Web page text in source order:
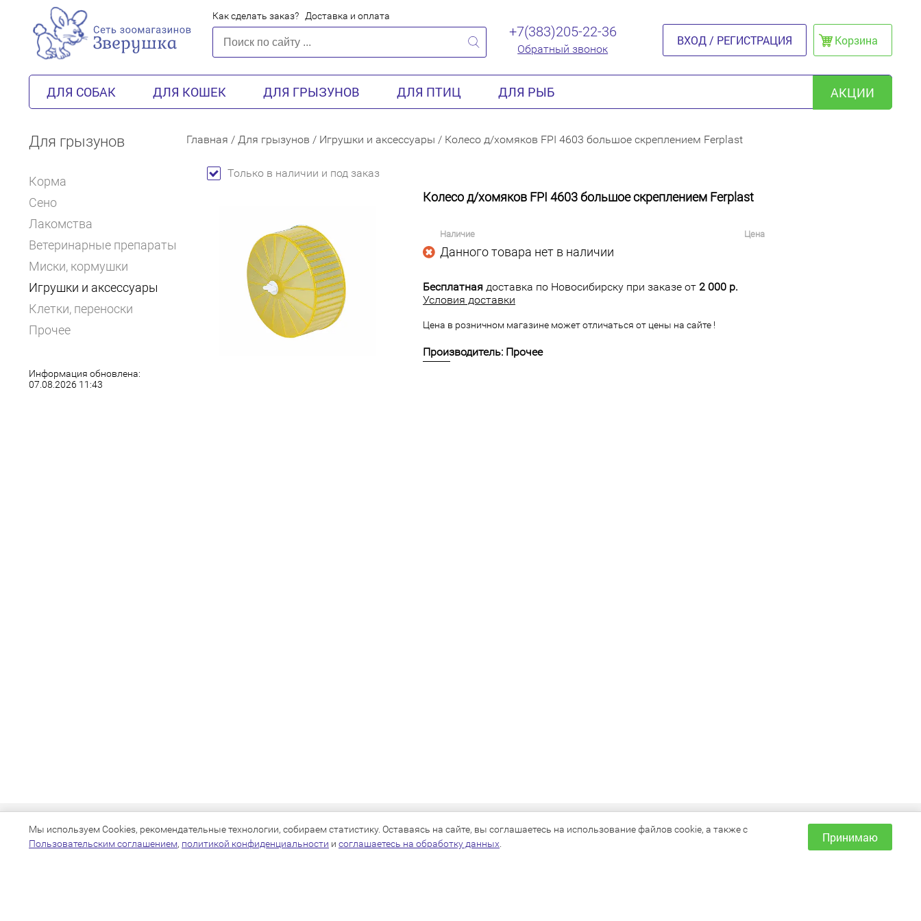
Как сделать заказ? Доставка и оплата
+7(383)205-22-36
Обратный звонок
ВХОД / РЕГИСТРАЦИЯ Корзина
ДЛЯ СОБАК ДЛЯ КОШЕК ДЛЯ ГРЫЗУНОВ ДЛЯ ПТИЦ ДЛЯ РЫБ АКЦИИ
Для грызунов
Корма
Сено
Лакомства
Ветеринарные препараты
Миски, кормушки
Игрушки и аксессуары
Клетки, переноски
Прочее
Информация обновлена:
07.08.2026 11:43
Главная / Для грызунов / Игрушки и аксессуары / Колесо д/хомяков FPI 4603 большое скреплением Ferplast
Только в наличии и под заказ
Колесо д/хомяков FPI 4603 большое скреплением Ferplast
Наличие Цена
Данного товара нет в наличии
Бесплатная доставка по Новосибирску при заказе от 2 000 р.
Условия доставки
Цена в розничном магазине может отличаться от цены на сайте !
Производитель: Прочее
КАТАЛОГ
Для собак
ИНФОРМАЦИЯ
Как сделать заказ?
Мы используем Cookies, рекомендательные технологии, собираем статистику. Оставаясь на сайте, вы соглашаетесь на использование файлов cookie, а также с
Пользовательским соглашением, политикой конфиденциальности и соглашаетесь на обработку данных Принимаю